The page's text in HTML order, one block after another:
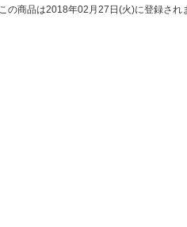
この商品は2018年02月27日(火)に登録され